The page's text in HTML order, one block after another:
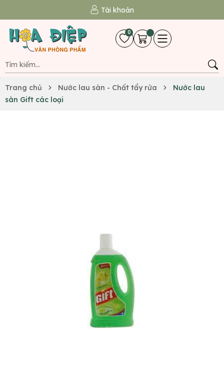
Tài khoản
0
Trang chủ Nước lau sàn - Chất tẩy rửa
Nước lau
sàn Gift các loại